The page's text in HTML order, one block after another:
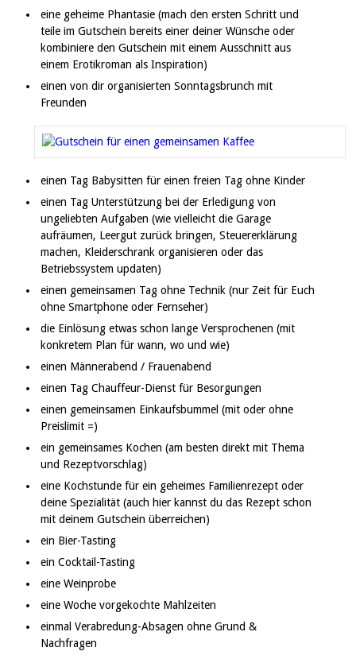
eine geheime Phantasie (mach den ersten Schritt und
teile im Gutschein bereits einer deiner Wünsche oder
kombiniere den Gutschein mit einem Ausschnitt aus
einem Erotikroman als Inspiration)
einen von dir organisierten Sonntagsbrunch mit
Freunden
einen Tag Babysitten für einen freien Tag ohne Kinder
einen Tag Unterstützung bei der Erledigung von
ungeliebten Aufgaben (wie vielleicht die Garage
aufräumen, Leergut zurück bringen, Steuererklärung
machen, Kleiderschrank organisieren oder das
Betriebssystem updaten)
einen gemeinsamen Tag ohne Technik (nur Zeit für Euch
ohne Smartphone oder Fernseher)
die Einlösung etwas schon lange Versprochenen (mit
konkretem Plan für wann, wo und wie)
einen Männerabend / Frauenabend
einen Tag Chauffeur-Dienst für Besorgungen
einen gemeinsamen Einkaufsbummel (mit oder ohne
Preislimit =)
ein gemeinsames Kochen (am besten direkt mit Thema
und Rezeptvorschlag)
eine Kochstunde für ein geheimes Familienrezept oder
deine Spezialität (auch hier kannst du das Rezept schon
mit deinem Gutschein überreichen)
ein Bier-Tasting
ein Cocktail-Tasting
eine Weinprobe
eine Woche vorgekochte Mahlzeiten
einmal Verabredung-Absagen ohne Grund &
Nachfragen